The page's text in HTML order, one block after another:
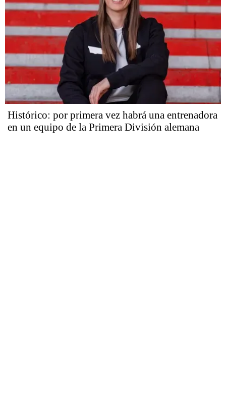
Histórico: por primera vez habrá una entrenadora
en un equipo de la Primera División alemana